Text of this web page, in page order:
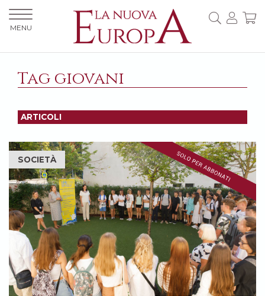
Tag giovani
ARTICOLI
SOCIETÀ
MENU